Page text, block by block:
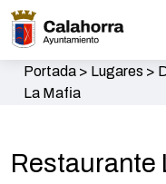
Portada> Lugares >
La Mafia
Restaurante